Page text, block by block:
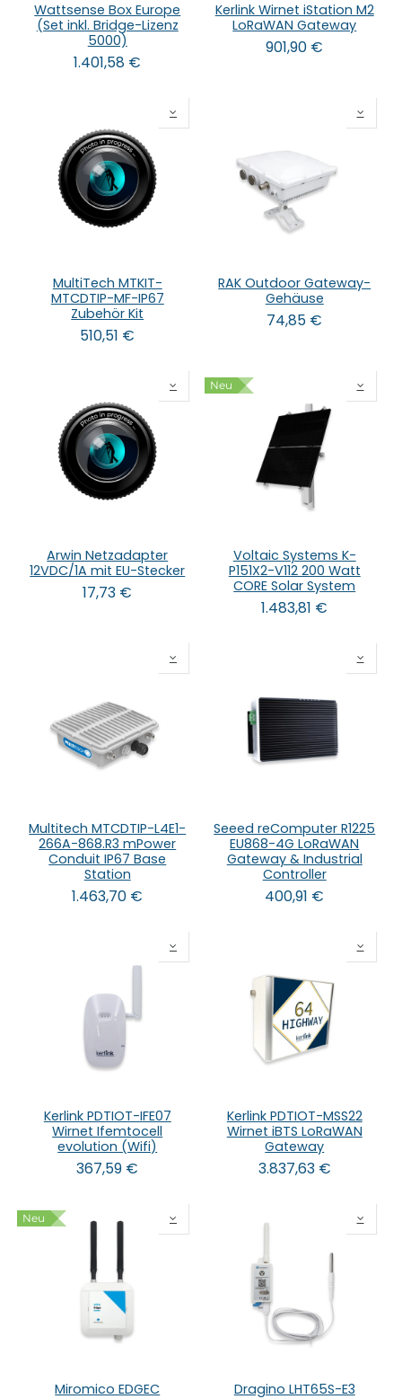
Wattsense Box Europe
(Set inkl. Bridge-Lizenz
5000)
1.401,58 €
Kerlink Wirnet iStation M2
LoRaWAN Gateway
901,90 €
MultiTech MTKIT-
MTCDTIP-MF-IP67
Zubehör Kit
510,51 €
RAK Outdoor Gateway-
Gehäuse
74,85 €
Arwin Netzadapter
12VDC/1A mit EU-Stecker
17,73 €
Neu
Voltaic Systems K-
P151X2-V112 200 Watt
CORE Solar System
1.483,81 €
Multitech MTCDTIP-L4E1-
266A-868.R3 mPower
Conduit IP67 Base
Station
1.463,70 €
Seeed reComputer R1225
EU868-4G LoRaWAN
Gateway & Industrial
Controller
400,91 €
Kerlink PDTIOT-IFE07
Wirnet Ifemtocell
evolution (Wifi)
367,59 €
Kerlink PDTIOT-MSS22
Wirnet iBTS LoRaWAN
Gateway
3.837,63€
Neu
Miromico EDGEC
Dragino LHT65S-E3